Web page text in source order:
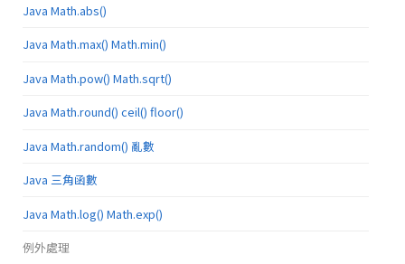
Java Math.abs()
Java Math.max() Math.min()
Java Math.pow() Math.sqrt()
Java Math.round() ceil() floor()
Java Math.random() 亂數
Java 三角函數
Java Math.log() Math.exp()
例外處理